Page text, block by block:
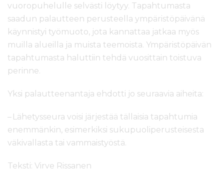
vuoropuhelulle selvästi löytyy. Tapahtumasta
saadun palautteen perusteella ympäristöpäivänä
käynnistyi työmuoto, jota kannattaa jatkaa myös
muilla alueilla ja muista teemoista. Ympäristöpäivän
tapahtumasta haluttiin tehdä vuosittain toistuva
perinne.
Yksi palautteenantaja ehdotti jo seuraavia aiheita:
– Lähetysseura voisi järjestää tällaisia tapahtumia
enemmänkin, esimerkiksi sukupuoliperusteisesta
väkivallasta tai vammaistyöstä.
Teksti: Virve Rissanen